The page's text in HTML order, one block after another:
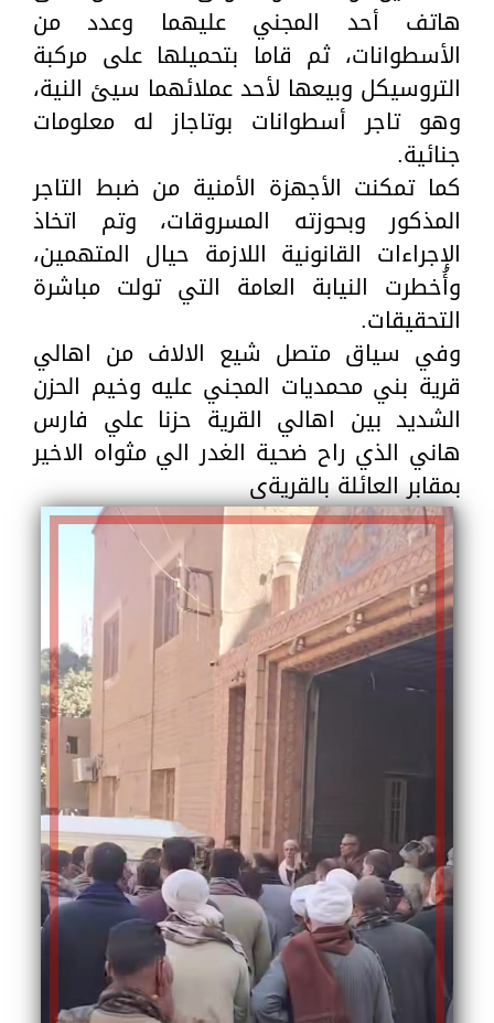
هاتف أحد المجني عليهما وعدد من
الأسطوانات، ثم قاما بتحميلها على مركبة
التروسيكل وبيعها لأحد عملائهما سيئ النية،
وهو تاجر أسطوانات بوتاجاز له معلومات
جنائية.
كما تمكنت الأجهزة الأمنية من ضبط التاجر
المذكور وبحوزته المسروقات، وتم اتخاذ
الإجراءات القانونية اللازمة حيال المتهمين،
وأُخطرت النيابة العامة التي تولت مباشرة
التحقيقات.
وفي سياق متصل شيع الالاف من اهالي
قرية بني محمديات المجني عليه وخيم الحزن
الشديد بين اهالي القرية حزنا علي فارس
هاني الذي راح ضحية الغدر الي مثواه الاخير
بمقابر العائلة بالقريةى